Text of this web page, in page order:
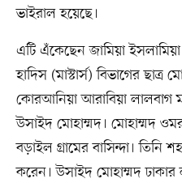
ভাইরাল হয়েছে।
এটি এঁকেছেন জামিয়া ইসলামিয়া
হাদিস (মাস্টার্স) বিভাগের
কোরআনিয়া আরাবিয়া লালবাগ
উসাইদ মোহাম্মদ। মোহাম্মদ
বড়াইল গ্রামের বাসিন্দা। তিনি
করেন। উসাইদ মোহাম্মদ ঢাকার